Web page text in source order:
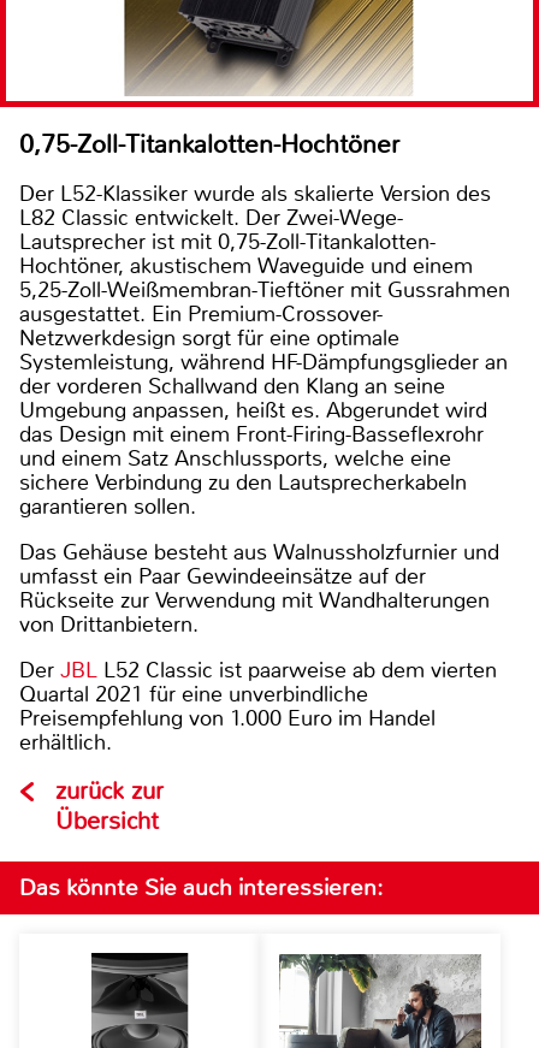
0,75-Zoll-Titankalotten-Hochtöner
Der L52-Klassiker wurde als skalierte Version des
L82 Classic entwickelt. Der Zwei-Wege-
Lautsprecher ist mit 0,75-Zoll-Titankalotten-
Hochtöner, akustischem Waveguide und einem
5,25-Zoll-Weißmembran-Tieftöner mit Gussrahmen
ausgestattet. Ein Premium-Crossover-
Netzwerkdesign sorgt für eine optimale
Systemleistung, während HF-Dämpfungsglieder an
der vorderen Schallwand den Klang an seine
Umgebung anpassen, heißt es. Abgerundet wird
das Design mit einem Front-Firing-Basseflexrohr
und einem Satz Anschlussports, welche eine
sichere Verbindung zu den Lautsprecherkabeln
garantieren sollen.
Das Gehäuse besteht aus Walnussholzfurnier und
umfasst ein Paar Gewindeeinsätze auf der
Rückseite zur Verwendung mit Wandhalterungen
von Drittanbietern.
Der JBL L52 Classic ist paarweise ab dem vierten
Quartal 2021 für eine unverbindliche
Preisempfehlung von 1.000 Euro im Handel
erhältlich.
zurück zur
Übersicht
Das könnte Sie auch interessieren: